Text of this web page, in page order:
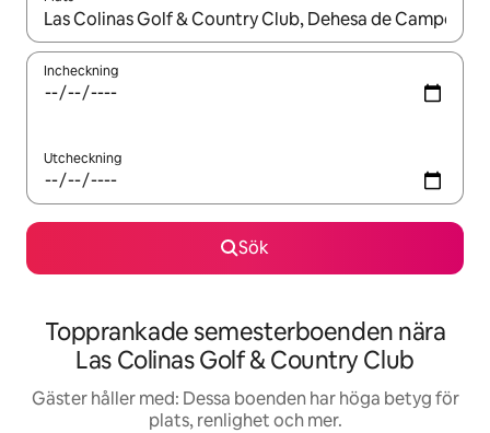
När resultaten är tillgängliga kan du navigera med upp- och
Incheckning
Utcheckning
Sök
Topprankade semesterboenden nära
Las Colinas Golf & Country Club
Gäster håller med: Dessa boenden har höga betyg för
plats, renlighet och mer.